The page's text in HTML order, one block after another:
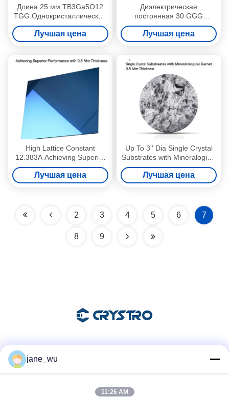
Длина 25 мм TB3Ga5O12
TGG Однокристаллический
для изолятора Фарадея
Лучшая цена
Диэлектрическая
постоянная 30 GGG
Кристально высокая
решетчатая постоянная
12.383A
Лучшая цена
High Lattice Constant
12.383A Achieving Superior
Performance with 0.5 Mm
Thickness
Лучшая цена
Up To 3'' Dia Single Crystal
Substrates with Mineralogical
Garnet 0.5 Mm Thickness
Лучшая цена
2 3 4 5 6 7
8 9
jane_wu
11:26 AM